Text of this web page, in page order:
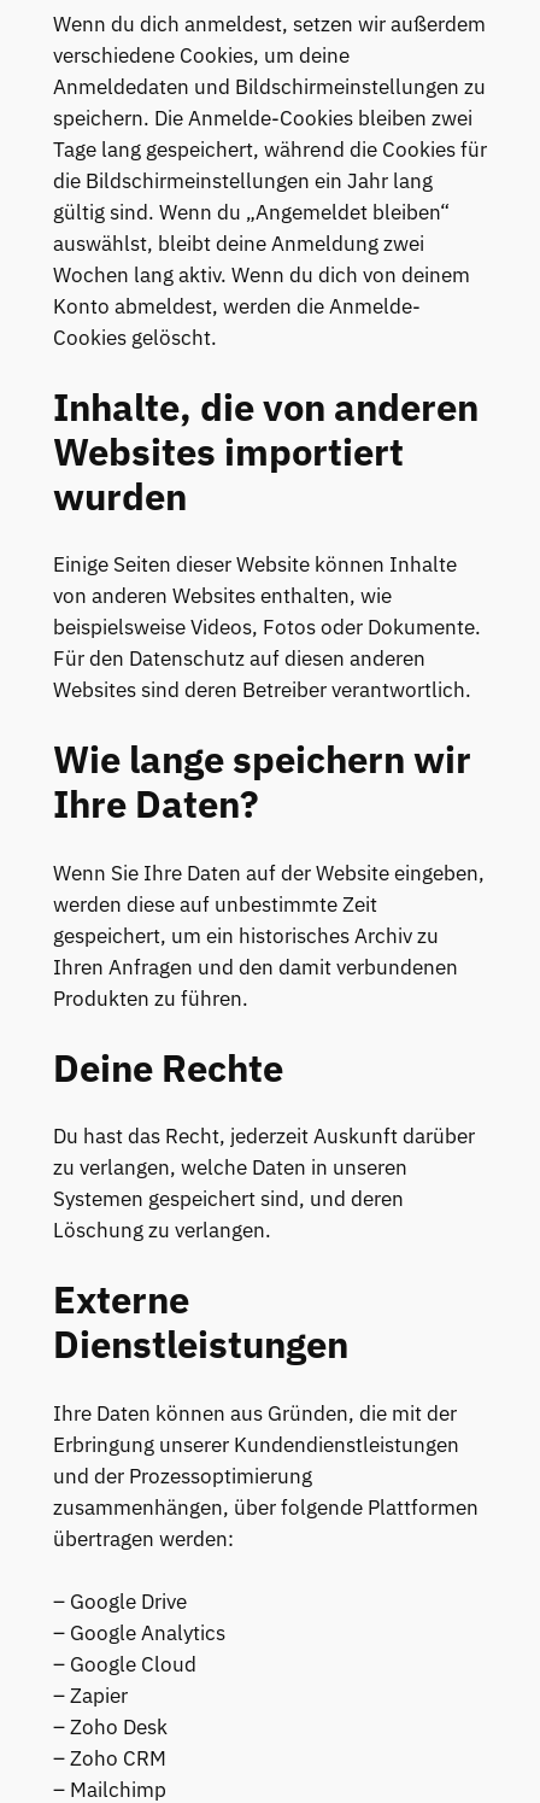
Wenn du dich anmeldest, setzen wir außerdem
verschiedene Cookies, um deine
Anmeldedaten und Bildschirmeinstellungen zu
speichern. Die Anmelde-Cookies bleiben zwei
Tage lang gespeichert, während die Cookies für
die Bildschirmeinstellungen ein Jahr lang
gültig sind. Wenn du „Angemeldet bleiben“
auswählst, bleibt deine Anmeldung zwei
Wochen lang aktiv. Wenn du dich von deinem
Konto abmeldest, werden die Anmelde-
Cookies gelöscht.
Inhalte, die von anderen
Websites importiert
wurden
Einige Seiten dieser Website können Inhalte
von anderen Websites enthalten, wie
beispielsweise Videos, Fotos oder Dokumente.
Für den Datenschutz auf diesen anderen
Websites sind deren Betreiber verantwortlich.
Wie lange speichern wir
Ihre Daten?
Wenn Sie Ihre Daten auf der Website eingeben,
werden diese auf unbestimmte Zeit
gespeichert, um ein historisches Archiv zu
Ihren Anfragen und den damit verbundenen
Produkten zu führen.
Deine Rechte
Du hast das Recht, jederzeit Auskunft darüber
zu verlangen, welche Daten in unseren
Systemen gespeichert sind, und deren
Löschung zu verlangen.
Externe
Dienstleistungen
Ihre Daten können aus Gründen, die mit der
Erbringung unserer Kundendienstleistungen
und der Prozessoptimierung
zusammenhängen, über folgende Plattformen
übertragen werden:
– Google Drive
– Google Analytics
– Google Cloud
– Zapier
– Zoho Desk
– Zoho CRM
– Mailchimp